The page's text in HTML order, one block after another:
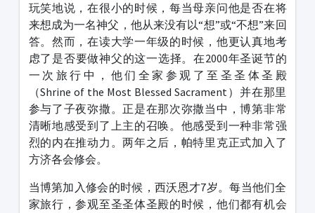
玩笑地说，在很小的时候，每当母亲问他是否在将
来想成为一名神父，他从来没有以“想”或“不想”来回
答。然而，在读大学一年级的时候，他更认真地考
虑了是否要做神父的这一选择。在2000年圣诞节的
一次旅行中，他们全家参观了至圣圣体圣殿
（Shrine of the Most Blessed Sacrament）并在那里
参与了子夜弥撒。正是在那次弥撒当中，博第非常
清晰地感受到了上主的召唤。他感受到一种非常强
烈的内在推动力。两年之后，帕特里克正式加入了
方济各会修会。
当博第加入修会的时候，西沃恩才7岁。每当他们全
家旅行，参观至圣圣体圣殿的时候，他们都有机会